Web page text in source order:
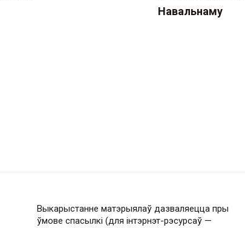
Навальнаму
Выкарыстанне матэрыялаў дазваляецца пры
ўмове спасылкі (для інтэрнэт-рэсурсаў —